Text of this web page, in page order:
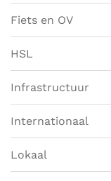
Fiets en OV
HSL
Infrastructuur
Internationaal
Lokaal